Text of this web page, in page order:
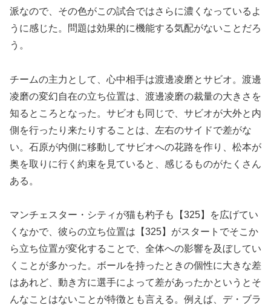
派なので、その色がこの試合ではさらに濃くなっているよ
うに感じた。問題は効果的に機能する気配がないことだろ
う。
チームの主力として、心中相手は渡邊凌磨とサビオ。渡邊
凌磨の変幻自在の立ち位置は、渡邊凌磨の裁量の大きさを
知るところとなった。サビオも同じで、サビオが大外と内
側を行ったり来たりすることは、左右のサイドで差がな
い。石原が内側に移動してサビオへの花路を作り、松本が
奥を取りに行く約束を見ていると、感じるものがたくさん
ある。
マンチェスター・シティが猫も杓子も【325】を広げてい
くなかで、彼らの立ち位置は【325】がスタートでそこか
ら立ち位置が変化することで、全体への影響を及ぼしてい
くことが多かった。ボールを持ったときの個性に大きな差
はあれど、動き方に選手によって差があったかというとそ
んなことはないことが特徴とも言える。例えば、デ・ブラ